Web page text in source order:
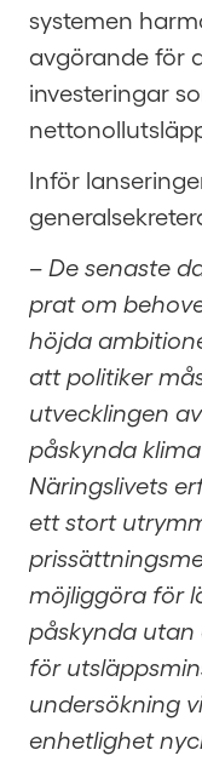
systemen
avgörande för
investeringar
Inför
– De senaste
prat om
höjda
att politiker
utvecklingen
påskynda
Näringslivets
ett stort
möjliggöra för
påskynda
för
undersökning
enhetlighet